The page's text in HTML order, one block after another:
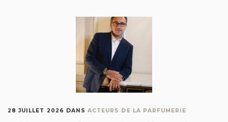
28 JUILLET 2026 DANSACTEURS DE LA PARFUMERIE